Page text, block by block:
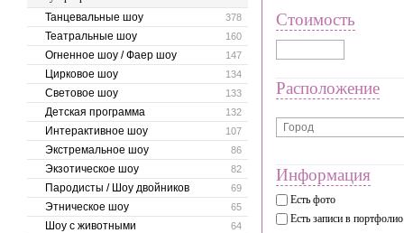
378
Танцевальные шоу
160
Театральные шоу
147
Огненное шоу / Фаер шоу
134
Цирковое шоу
133
Световое шоу
132
Детская программа
107
Интерактивное шоу
86
Экстремальное шоу
82
Экзотическое шоу
69
Пародисты / Шоу двойников
65
Этническое шоу
64
Шоу с животными
Стоимость
Расположение
Информация
Есть фото
Есть записи в портфолио